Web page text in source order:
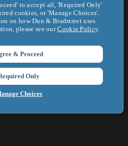
to accept all, 'Required Only'
cookies, or 'Manage Choices'.
on how Dun & Bradstreet uses
please see ourCookie Policy.
Choices
& Proceed
Only